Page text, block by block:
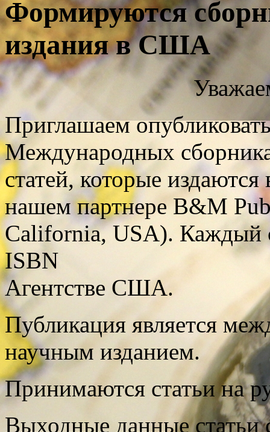
Формируются
издания в США
Приглашаем
Международных
статей, которые
нашем партнере B&M
California, USA). Каждый
ISBN
Агентстве США.
Публикация является
научным изданием.
Принимаются статьи на
Выходные данные статьи